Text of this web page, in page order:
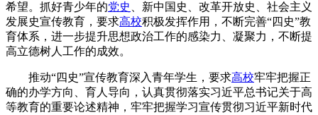
希望。抓好青少年的党史
、新中国史、改革开放史、社会主义
发展史宣传教育，要求高校积极发挥作用，不断完善“四史”教
育体系，进一步提升思想政治工作的感染力、凝聚力，不断提
高立德树人工作的成效。
推动“四史”宣传教育深入青年学生，要求高校牢牢把握正
确的办学方向、育人导向，认真贯彻落实习近平总书记关于高
等教育的重要论述精神，牢牢把握学习宣传贯彻习近平新时代